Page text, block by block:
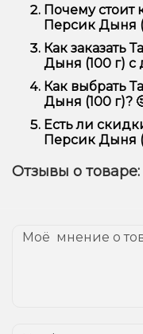
Табак 420 Light
отличается
использования
Почему стоит
Персик Дыня
Мы предлагаем
широкий
доставку. Кроме
скидки для
Как заказать
Дыня (100 г) с
Оформить заказ
Добавьте
Дыня (100
Перейдите
доставки.
Как выбрать
Дыня (100 г)?
Выбор зависит
если это кальян,
чаши, если вейп
Есть ли
Персик Дыня
специальные
Отзывы о товаре: